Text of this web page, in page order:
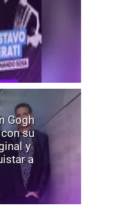
Gogh
su
y
a